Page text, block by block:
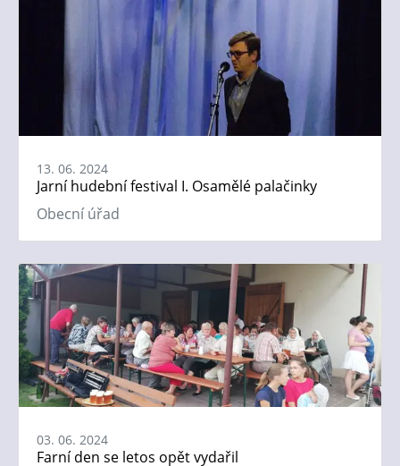
13. 06. 2024
Jarní hudební festival I. Osamělé palačinky
Obecní úřad
03. 06. 2024
Farní den se letos opět vydařil